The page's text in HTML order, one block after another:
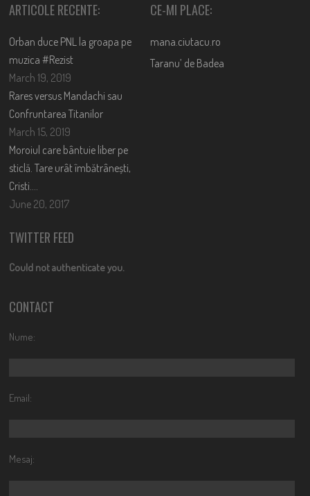
ARTICOLE RECENTE:
Orban duce PNL la groapa pe
muzica #Rezist
March 19, 2019
Rares versus Mandachi sau
Confruntarea Titanilor
March 15, 2019
Moroiul care bântuie liber pe
sticlă. Tare urât îmbătrânești,
Cristi….
June 20, 2017
CE-MI PLACE:
mana.ciutacu.ro
Taranu’ de Badea
TWITTER FEED
Could not authenticate you.
CONTACT
Nume:
Email:
Mesaj: